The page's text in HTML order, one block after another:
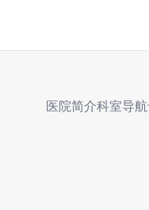
医院简介科室导航